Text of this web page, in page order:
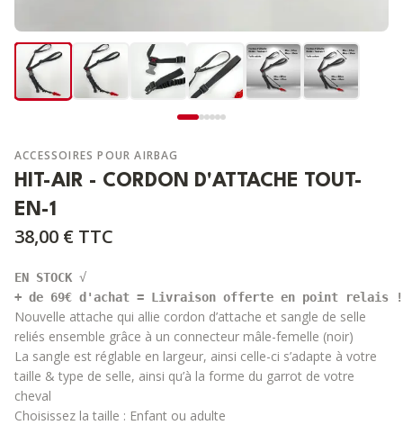
ACCESSOIRES POUR AIRBAG
HIT-AIR - CORDON D'ATTACHE TOUT-
EN-1
38,00 € TTC
EN STOCK
+ de 69€ d'achat = Livraison offerte en point relais
Nouvelle attache qui allie cordon d’attache et sangle de selle
reliés ensemble grâce à un connecteur mâle-femelle (noir)
La sangle est réglable en largeur, ainsi celle-ci s’adapte à votre
taille & type de selle, ainsi qu’à la forme du garrot de votre
cheval
Choisissez la taille : Enfant ou adulte